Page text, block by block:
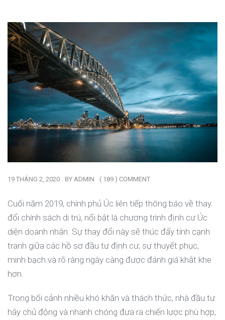
19 THÁNG 2, 2020 BY ADMIN ( 189 ) COMMENT
Cuối năm 2019, chính phủ Úc liên tiếp thông báo về thay
đổi chính sách di trú, nổi bật là chương trình định cư Úc
diện doanh nhân. Sự thay đổi này sẽ thúc đẩy tính cạnh
tranh giữa các hồ sơ đầu tư định cư; sự thuyết phục,
minh bạch và rõ ràng ngày càng được đánh giá khắt khe
hơn.
Trong bối cảnh nhiều khó khăn và thách thức, nhà đầu tư
hãy chủ động và nhanh chóng đưa ra chiến lược phù hợp,